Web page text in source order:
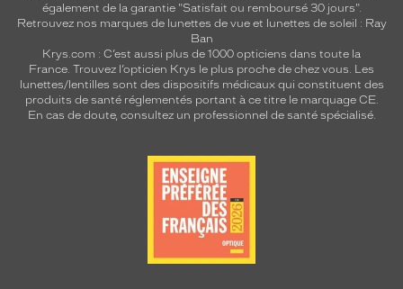
également de la garantie "Satisfait ou remboursé 30 jours".
Retrouvez nos marques de lunettes de vue et lunettes de soleil : Ray
Ban
Krys.com : C’est aussi plus de 1000 opticiens dans toute la
France. Trouvez l’opticien Krys le plus proche de chez vous . Les
lunettes/lentilles sont des dispositifs médicaux qui constituent des
produits de santé réglementés portant à ce titre le marquage CE.
En cas de doute, consultez un professionnel de santé spécialisé.